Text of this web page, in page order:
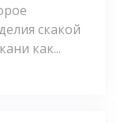
скакой
как...